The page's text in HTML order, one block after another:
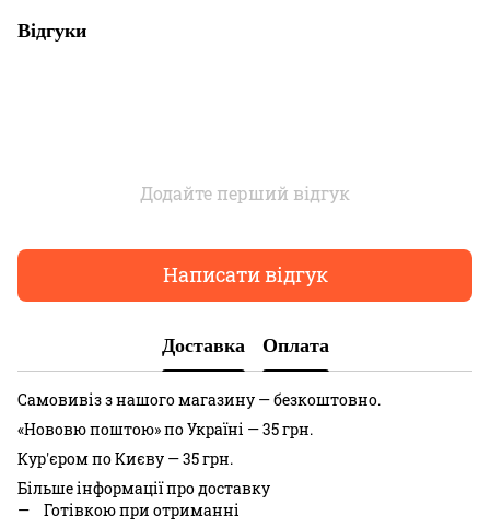
Відгуки
Додайте перший відгук
Написати відгук
Доставка Оплата
Самовивіз з нашого магазину — безкоштовно.
«Нововю поштою» по Україні — 35 грн.
Кур'єром по Києву — 35 грн.
Більше інформації про доставку
Готівкою при отриманні